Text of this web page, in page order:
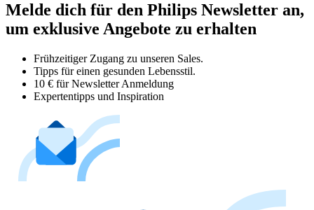
Melde dich für den Philips Newsletter an,
um exklusive Angebote zu erhalten
Frühzeitiger Zugang zu unseren Sales.
Tipps für einen gesunden Lebensstil.
10 € für Newsletter Anmeldung
Expertentipps und Inspiration